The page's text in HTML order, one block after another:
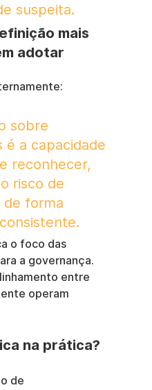
suspeita.
mais
adotar
sobre
é a capacidade
reconhecer,
risco de
forma
o foco das
a governança.
entre
operam
na prática?
de